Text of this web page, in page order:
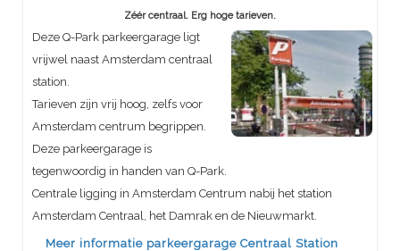
Zéér centraal. Erg hoge tarieven.
Deze Q-Park parkeergarage ligt
vrijwel naast Amsterdam centraal
station.
Tarieven zijn vrij hoog, zelfs voor
Amsterdam centrum begrippen.
Deze parkeergarage is
tegenwoordig in handen van Q-Park.
Centrale ligging in Amsterdam Centrum nabij het station
Amsterdam Centraal, het Damrak en de Nieuwmarkt.
Meer informatie parkeergarage Centraal Station